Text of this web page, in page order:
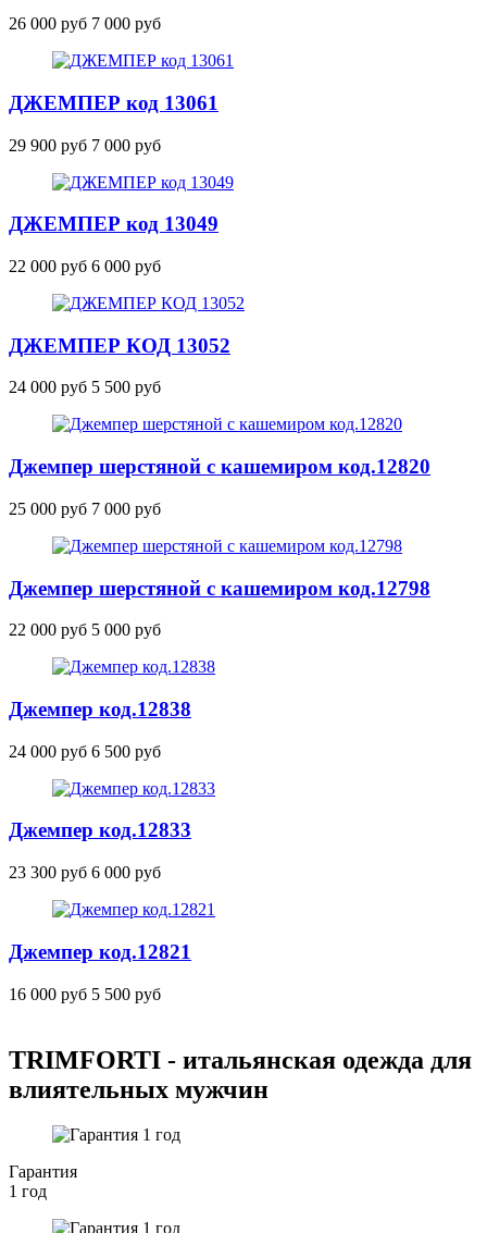
26 000 руб 7 000 руб
ДЖЕМПЕР код 13061
29 900 руб 7 000 руб
ДЖЕМПЕР код 13049
22 000 руб 6 000 руб
ДЖЕМПЕР КОД 13052
24 000 руб 5 500 руб
Джемпер шерстяной с кашемиром код.12820
25 000 руб 7 000 руб
Джемпер шерстяной с кашемиром код.12798
22 000 руб 5 000 руб
Джемпер код.12838
24 000 руб 6 500 руб
Джемпер код.12833
23 300 руб 6 000 руб
Джемпер код.12821
16 000 руб 5 500 руб
TRIMFORTI - итальянская одежда для
влиятельных мужчин
Гарантия
1 год